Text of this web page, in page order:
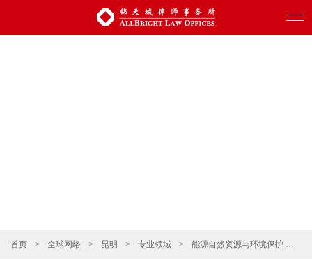
首页 > 全球网络 > 昆明 > 专业领域 > 能源自然资源与环境保护 >